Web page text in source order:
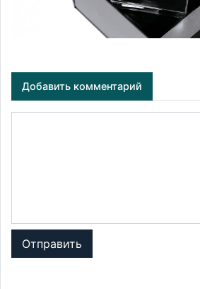
Добавить комментарий
Отправить